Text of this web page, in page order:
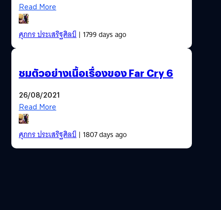
Read More
ศุภกร ประเสริฐศิลป์| 1799 days ago
ชมตัวอย่างเนื้อเรื่องของ Far Cry 6
26/08/2021
Read More
ศุภกร ประเสริฐศิลป์| 1807 days ago